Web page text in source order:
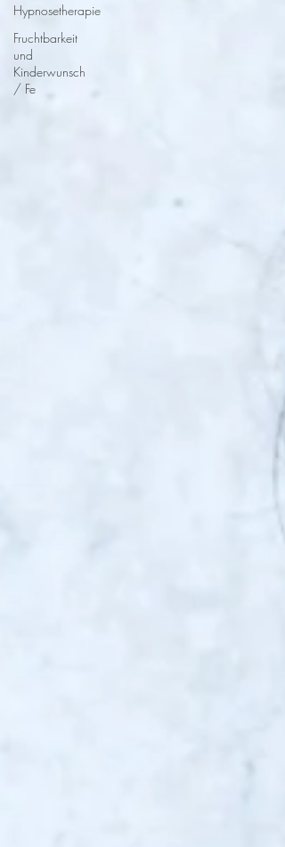
Hypnosetherapie
Fruchtbarkeit
und
Kinderwunsch
/ Fe